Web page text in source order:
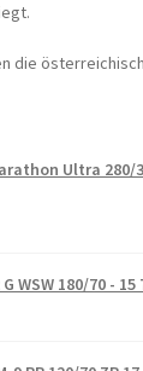
die
Ultra 280/
WSW 180/70 -